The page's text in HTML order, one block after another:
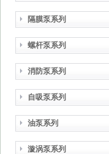
隔膜泵系列
螺杆泵系列
消防泵系列
自吸泵系列
油泵系列
漩涡泵系列